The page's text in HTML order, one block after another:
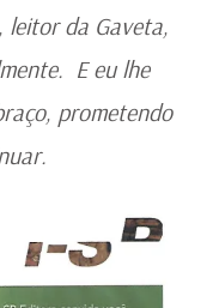
leitor da Gaveta,
E eu lhe
prometendo